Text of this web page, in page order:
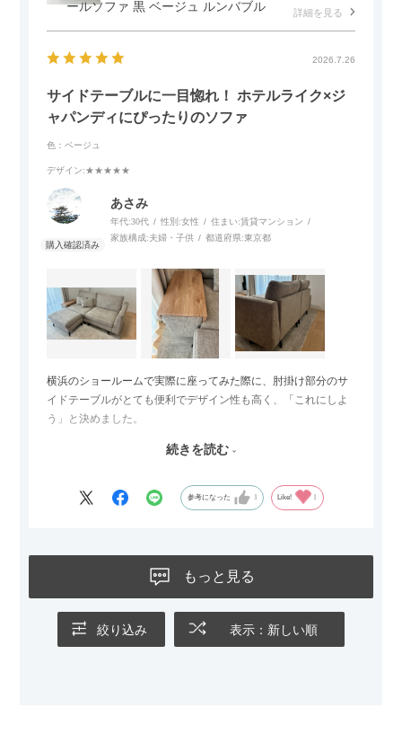
ールソファ 黒 ベージュ ルンバブル 詳細を見る
2026.7.26
サイドテーブルに一目惚れ！ ホテルライク×ジ
ャパンディにぴったりのソファ
色：ベージュ
デザイン:★★★★★
あさみ
年代:30代 性別:女性 住まい:賃貸マンション
家族構成:夫婦・子供 都道府県:東京都
横浜のショールームで実際に座ってみた際に、肘掛け部分のサ
イドテーブルがとても便利でデザイン性も高く、「これにしよ
う」と決めました。
サイズは2.5人掛けですが、幅184cmとコンパクトなので圧迫感
グとのバランスもぴったりで、リビング全体がすっきり見えま
ないのもお気に入りのポイントです。さらに、わが家はソファ
の後ろ側を通ることも多い間取りなので、背面まできれいに仕
ても美しく、空間の印象を損ないません。
続きを読む
参考になった Like!
もっと見る
絞り込み 表示：新しい順